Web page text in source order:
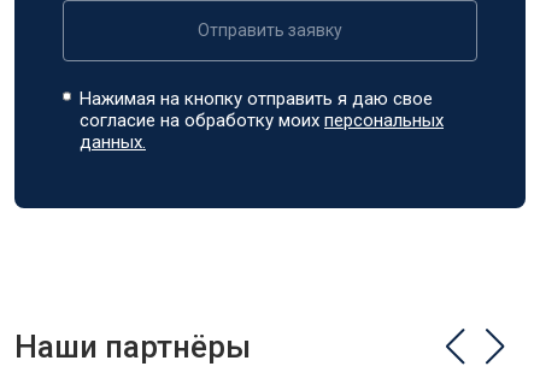
Отправить заявку
Нажимая на кнопку отправить я даю свое
согласие на обработку моихперсональных
данных.
Наши партнёры